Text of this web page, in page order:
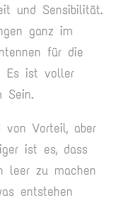
und Sensibilität.
ganz im
für die
Es ist voller
Sein.
von Vorteil, aber
ist es, dass
leer zu machen
entstehen